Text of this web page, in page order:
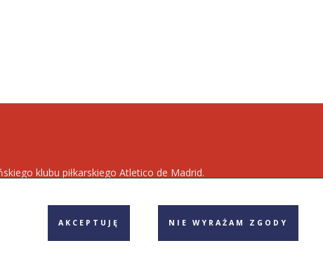
AKCEPTUJĘ NIE WYRAŻAM ZGODY
klubu piłkarskiego Atletico de Madrid.